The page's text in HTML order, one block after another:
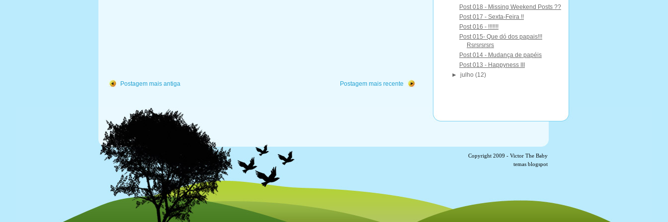
Postagem mais recente
Postagem mais antiga
Post 018 - Missing Weekend Posts ??
Post 017 - Sexta-Feira !!
Post 016 - !!!!!!!
Post 015- Que dó dos papais!!!
Rsrsrsrsrs
Post 014 - Mudança de papéis
Post 013 - Happyness III
►julho (12)
Copyright 2009 - Victor The Baby
temas blogspot